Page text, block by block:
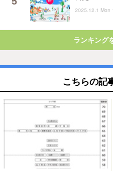
2025.12.1 Mon
ランキング
こちらの記